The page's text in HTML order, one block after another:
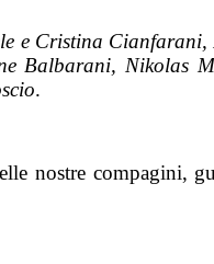
e Cristina
Balbarani, Nikolas
.
nostre compagini,